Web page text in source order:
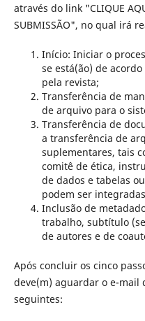
através do link "CLIQUE
SUBMISSÃO", no qual irá
Início: Iniciar o
se está(ão) de
pela revista;
Transferência de
de arquivo para o
Transferência de
a transferência de
suplementares, tais
comitê de ética,
de dados e tabelas
podem ser
Inclusão de
trabalho, subtítulo
de autores e de
Após concluir os cinco
deve(m) aguardar o e-mail
seguintes: